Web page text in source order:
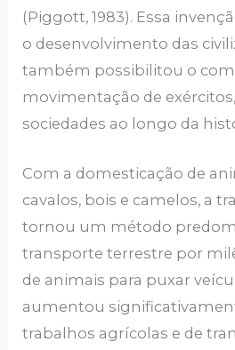
(Piggott, 1983). Essa
o desenvolvimento das
também possibilitou o
movimentação de
sociedades ao longo da
Com a domesticação de
cavalos, bois e camelos, a
tornou um método
transporte terrestre por
de animais para puxar
aumentou
trabalhos agrícolas e de